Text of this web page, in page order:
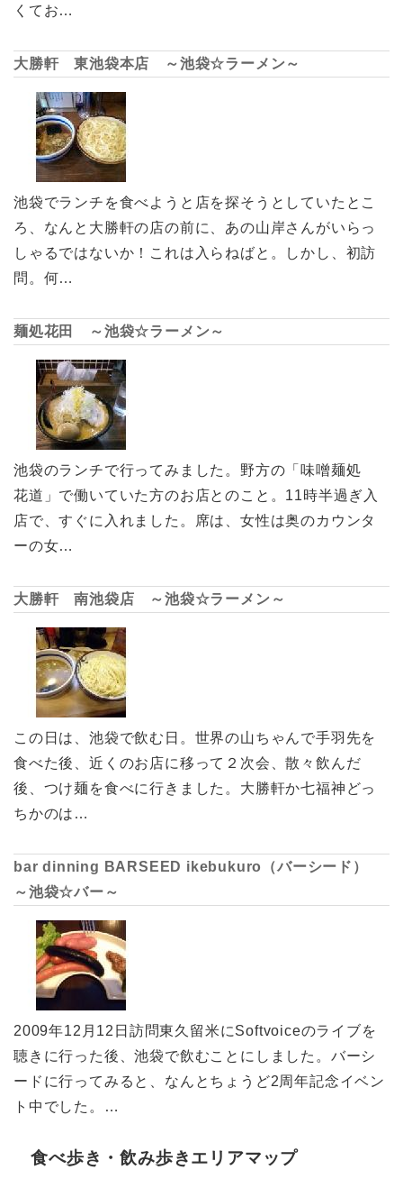
くてお…
大勝軒 東池袋本店 ～池袋☆ラーメン～
池袋でランチを食べようと店を探そうとしていたとこ
ろ、なんと大勝軒の店の前に、あの山岸さんがいらっ
しゃるではないか！これは入らねばと。しかし、初訪
問。何…
麺処花田 ～池袋☆ラーメン～
池袋のランチで行ってみました。野方の「味噌麺処
花道」で働いていた方のお店とのこと。11時半過ぎ入
店で、すぐに入れました。席は、女性は奥のカウンタ
ーの女…
大勝軒 南池袋店 ～池袋☆ラーメン～
この日は、池袋で飲む日。世界の山ちゃんで手羽先を
食べた後、近くのお店に移って２次会、散々飲んだ
後、つけ麺を食べに行きました。大勝軒か七福神どっ
ちかのは…
bar dinning BARSEED ikebukuro（バーシード）
～池袋☆バー～
2009年12月12日訪問東久留米にSoftvoiceのライブを
聴きに行った後、池袋で飲むことにしました。バーシ
ードに行ってみると、なんとちょうど2周年記念イベン
ト中でした。…
食べ歩き・飲み歩きエリアマップ